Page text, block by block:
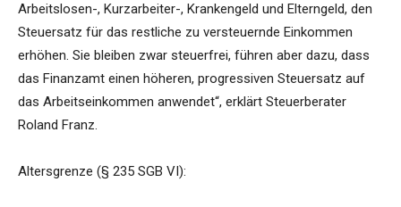
Arbeitslosen-, Kurzarbeiter-, Krankengeld und Elterngeld, den
Steuersatz für das restliche zu versteuernde Einkommen
erhöhen. Sie bleiben zwar steuerfrei, führen aber dazu, dass
das Finanzamt einen höheren, progressiven Steuersatz auf
das Arbeitseinkommen anwendet“, erklärt Steuerberater
Roland Franz.
Altersgrenze (§ 235 SGB VI):